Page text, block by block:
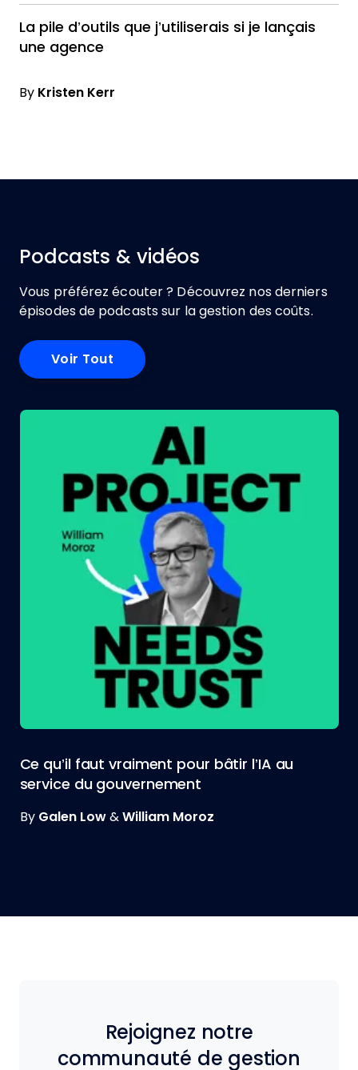
La pile d’outils que j’utiliserais si je lançais
une agence
By Kristen Kerr
Podcasts & vidéos
Vous préférez écouter ? Découvrez nos derniers
épisodes de podcasts sur la gestion des coûts.
Voir Tout
Ce qu’il faut vraiment pour bâtir l’IA au
service du gouvernement
By Galen Low& William Moroz
Rejoignez notre
communauté de gestion